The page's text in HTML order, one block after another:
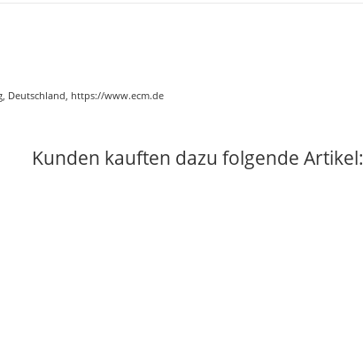
Deutschland, https://www.ecm.de
Kunden kauften dazu folgende Artikel: